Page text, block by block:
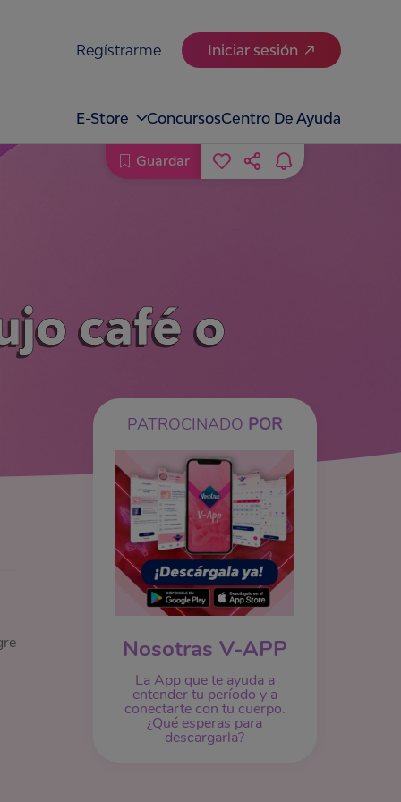
Regístrarme Iniciar sesión
E-Store ConcursosCentro De Ayuda
café o
PATROCINADO POR
Nosotras V-APP
La App que te ayuda a
entender tu período y a
conectarte con tu cuerpo.
¿Qué esperas para
descargarla?
Guardar